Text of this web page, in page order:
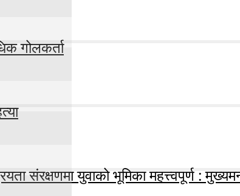
गोलकर्ता
संरक्षणमा युवाको भूमिका महत्त्वपूर्ण :